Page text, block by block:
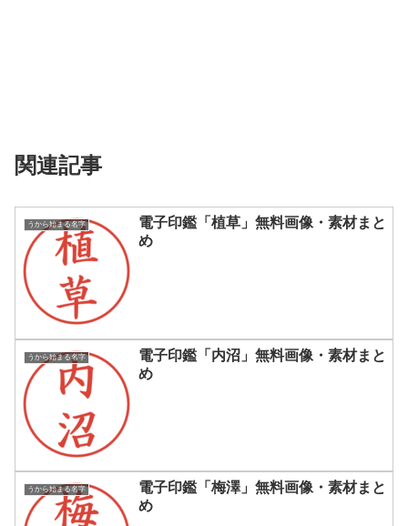
関連記事
うから始まる名字
電子印鑑「植草」無料画像・素材まと
め
うから始まる名字
電子印鑑「内沼」無料画像・素材まと
め
うから始まる名字
電子印鑑「梅澤」無料画像・素材まと
め